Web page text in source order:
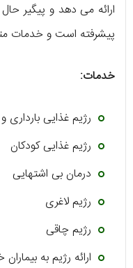
ارائه می دهد و پیگیر
پیشرفته است و خدمات
خدمات:
رژیم غذایی
رژیم غذایی کودکان
درمان بی اشتهایی
رژیم لاغری
رژیم چاقی
ارائه رژیم به